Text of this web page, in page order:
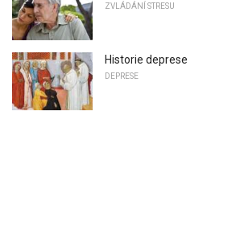
ZVLÁDÁNÍ STRESU
Historie deprese
DEPRESE